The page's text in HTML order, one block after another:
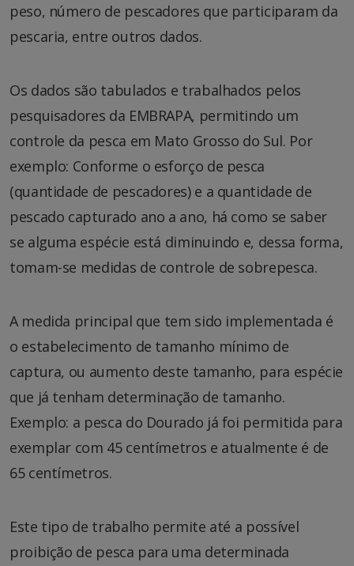
peso, número de pescadores que participaram da
pescaria, entre outros dados.
Os dados são tabulados e trabalhados pelos
pesquisadores da EMBRAPA, permitindo um
controle da pesca em Mato Grosso do Sul. Por
exemplo: Conforme o esforço de pesca
(quantidade de pescadores) e a quantidade de
pescado capturado ano a ano, há como se saber
se alguma espécie está diminuindo e, dessa forma,
tomam-se medidas de controle de sobrepesca.
A medida principal que tem sido implementada é
o estabelecimento de tamanho mínimo de
captura, ou aumento deste tamanho, para espécie
que já tenham determinação de tamanho.
Exemplo: a pesca do Dourado já foi permitida para
exemplar com 45 centímetros e atualmente é de
65 centímetros.
Este tipo de trabalho permite até a possível
proibição de pesca para uma determinada